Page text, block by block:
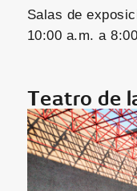
Salas de
10:00 a.m. a
Teatro de